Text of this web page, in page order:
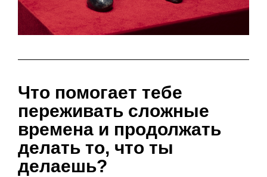
Что помогает тебе
переживать сложные
времена и продолжать
делать то, что ты
делаешь?